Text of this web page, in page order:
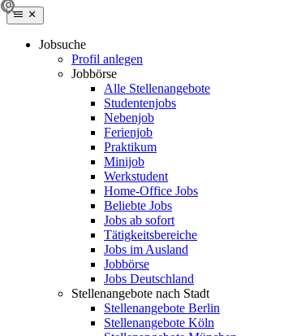
Jobsuche
Profil anlegen
Jobbörse
Alle Stellenangebote
Studentenjobs
Nebenjob
Ferienjob
Praktikum
Minijob
Werkstudent
Home-Office Jobs
Beliebte Jobs
Jobs ab sofort
Tätigkeitsbereiche
Jobs im Ausland
Jobbörse
Jobs Deutschland
Stellenangebote nach Stadt
Stellenangebote Berlin
Stellenangebote Köln